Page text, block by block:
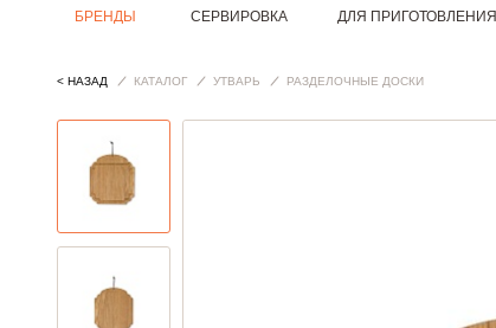
БРЕНДЫ СЕРВИРОВКА ДЛЯ ПРИГОТОВЛЕНИЯ
< НАЗАД КАТАЛОГ УТВАРЬ РАЗДЕЛОЧНЫЕ ДОСКИ